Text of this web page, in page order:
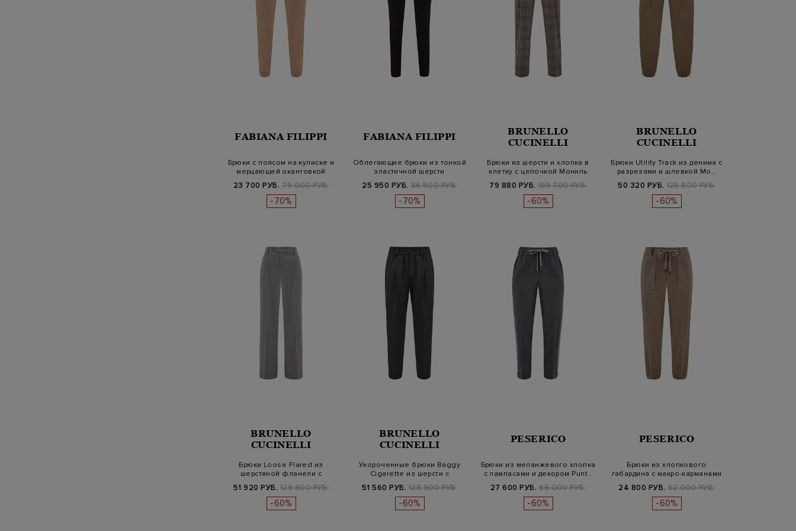
FABIANA FILIPPI
Брюки с поясом на кулиске и
мерцающей окантовкой
23 700 РУБ. 79 000 РУБ.
-70%
FABIANA FILIPPI
Облегающие брюки из тонкой
эластичной шерсти
25 950 РУБ. 86 500 РУБ.
-70%
BRUNELLO
CUCINELLI
Брюки из шерсти и хлопка в
клетку с цепочкой Мониль
79 880 РУБ. 199 700 РУБ.
-60%
BRUNELLO
CUCINELLI
Брюки Utility Track из денима с
разрезами и шлевкой Мо…
50 320 РУБ. 125 800 РУБ.
-60%
BRUNELLO
CUCINELLI
Брюки Loose Flared из
шерстяной фланели с
цепочкой Мон…
51 920 РУБ. 129 800 РУБ.
-60%
BRUNELLO
CUCINELLI
Укороченные брюки Baggy
Cigarette из шерсти с
блестящи…
51 560 РУБ. 128 900 РУБ.
-60%
PESERICO
Брюки из меланжевого хлопка
с лампасами и декором Punt…
27 600 РУБ. 69 000 РУБ.
-60%
PESERICO
Брюки из хлопкового
габардина с макро-карманами
и отво…
24 800 РУБ. 62 000 РУБ.
-60%